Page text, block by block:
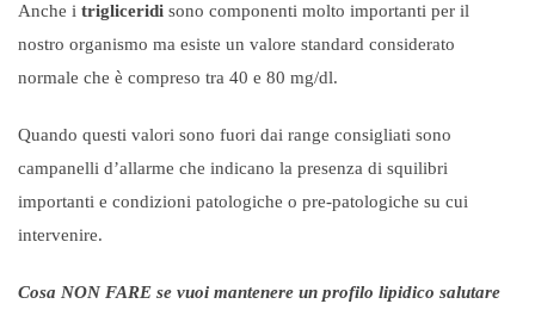
Anche i trigliceridi sono componenti molto importanti per il
nostro organismo ma esiste un valore standard considerato
normale che è compreso tra 40 e 80 mg/dl.
Quando questi valori sono fuori dai range consigliati sono
campanelli d’allarme che indicano la presenza di squilibri
importanti e condizioni patologiche o pre-patologiche su cui
intervenire.
Cosa NON FARE se vuoi mantenere un profilo lipidico salutare